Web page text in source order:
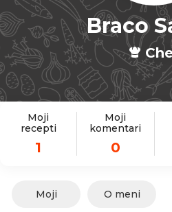
Braco
Moji
recepti
1
Moji
komentari
0
Moji O meni